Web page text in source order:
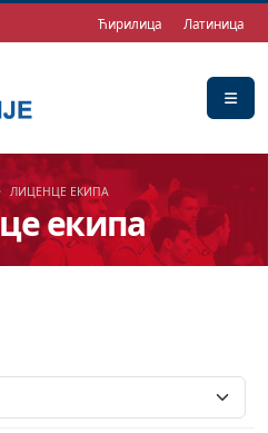
Ћирилица Латиница
екипа
ЛИЦЕНЦЕ ЕКИПА